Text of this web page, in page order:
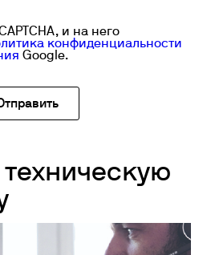
и на него
конфиденциальности
Google.